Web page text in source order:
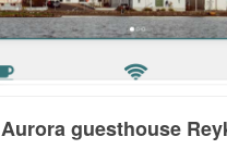
Aurora guesthouse